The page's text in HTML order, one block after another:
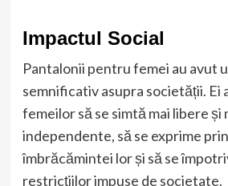
Impactul Social
Pantalonii pentru femei au avut
semnificativ asupra societății. Ei
femeilor să se simtă mai libere și
independente, să se exprime
îmbrăcămintei lor și să se
restricțiilor impuse de societate.